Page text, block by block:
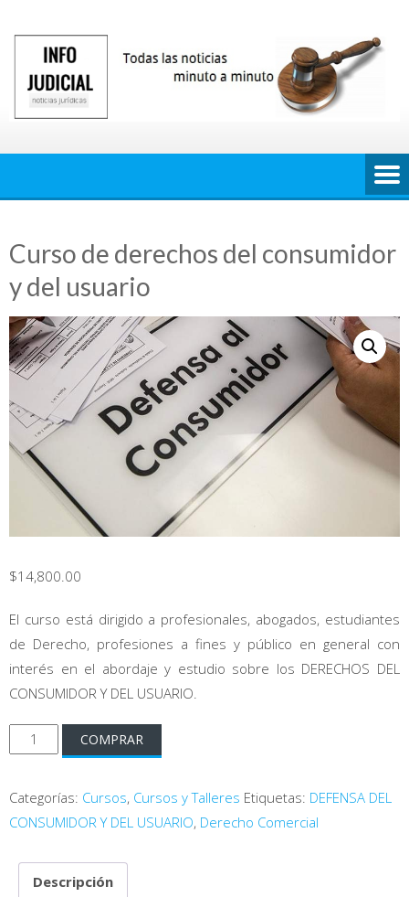
contenido
Curso de derechos del consumidor
y del usuario
$14,800.00
El curso está dirigido a profesionales, abogados, estudiantes
de Derecho, profesiones a fines y público en general con
interés en el abordaje y estudio sobre los DERECHOS DEL
CONSUMIDOR Y DEL USUARIO.
Curso
de
del
Consumidor
COMPRAR
Categorías: Cursos, Cursos y Talleres Etiquetas: DEFENSA DEL
CONSUMIDOR Y DEL USUARIO, Derecho Comercial
Descripción